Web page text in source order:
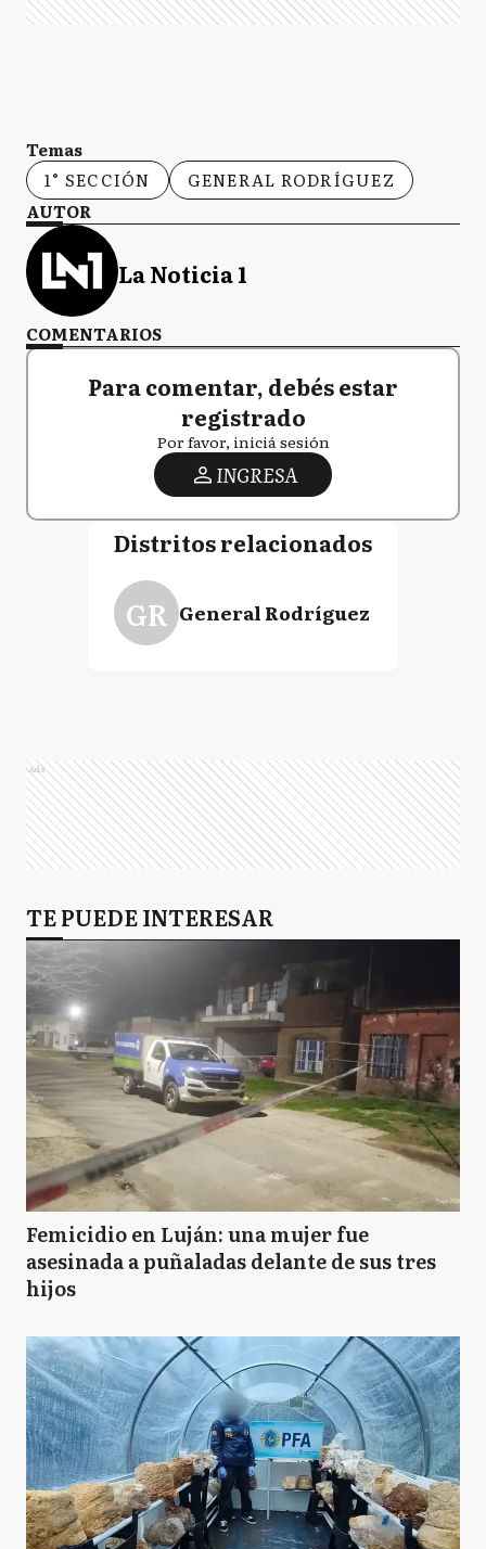
Temas
1° SECCIÓN
GENERAL RODRÍGUEZ
AUTOR
La Noticia 1
COMENTARIOS
Para comentar, debés estar
registrado
Por favor, iniciá sesión
INGRESA
Distritos relacionados
GR General Rodríguez
Ads
TE PUEDE INTERESAR
Femicidio en Luján: una mujer fue
asesinada a puñaladas delante de sus tres
hijos